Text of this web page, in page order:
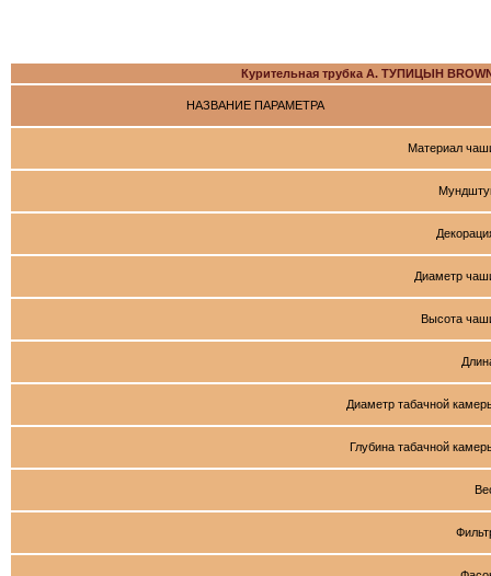
Курительная трубка А. ТУПИЦЫН
НАЗВАНИЕ ПАРАМЕТРА
Материал
Диаметр
Высота
Диаметр табачной
Глубина табачной